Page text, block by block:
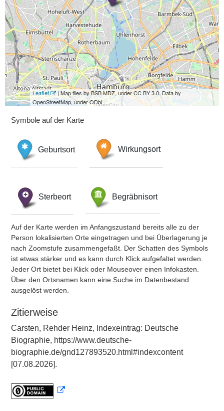
Leaflet
| Map tiles by BSB MDZ, under CC BY 3.0. Data by
OpenStreetMap, under ODbL.
Symbole auf der Karte
Geburtsort Wirkungsort
Sterbeort Begräbnisort
Auf der Karte werden im Anfangszustand bereits alle zu der
Person lokalisierten Orte eingetragen und bei Überlagerung je
nach Zoomstufe zusammengefaßt. Der Schatten des Symbols
ist etwas stärker und es kann durch Klick aufgefaltet werden.
Jeder Ort bietet bei Klick oder Mouseover einen Infokasten.
Über den Ortsnamen kann eine Suche im Datenbestand
ausgelöst werden.
Zitierweise
Carsten, Rehder Heinz, Indexeintrag: Deutsche
Biographie, https://www.deutsche-
biographie.de/gnd127893520.html#indexcontent
[07.08.2026].